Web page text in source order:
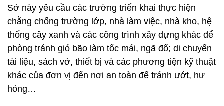
Sở này yêu cầu các trường triển khai thực hiện
chằng chống trường lớp, nhà làm việc, nhà kho, hệ
thống cây xanh và các công trình xây dựng khác để
phòng tránh gió bão làm tốc mái, ngã đổ; di chuyển
tài liệu, sách vở, thiết bị và các phương tiện kỹ thuật
khác của đơn vị đến nơi an toàn để tránh ướt, hư
hỏng…